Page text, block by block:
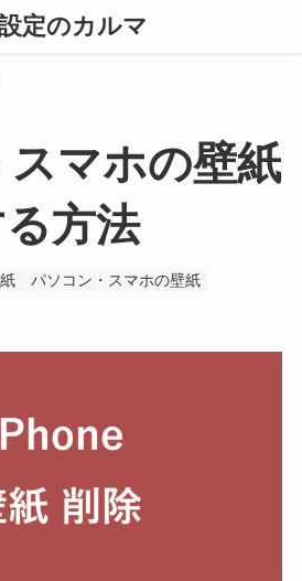
定のカルマ
マホの壁紙
方法
パソコン・スマホの壁紙